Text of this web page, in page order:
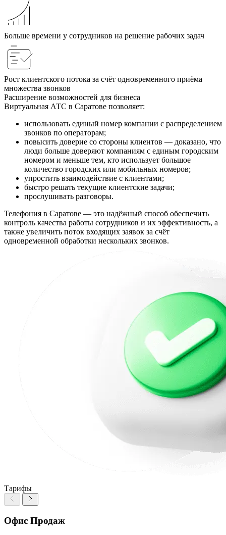
Больше времени у сотрудников на решение рабочих задач
Рост клиентского потока за счёт одновременного приёма
множества звонков
Расширение возможностей для бизнеса
Виртуальная АТС в Саратове позволяет:
использовать единый номер компании с распределением
звонков по операторам;
повысить доверие со стороны клиентов — доказано, что
люди больше доверяют компаниям с единым городским
номером и меньше тем, кто использует большое
количество городских или мобильных номеров;
упростить взаимодействие с клиентами;
быстро решать текущие клиентские задачи;
прослушивать разговоры.
Телефония в Саратове — это надёжный способ обеспечить
контроль качества работы сотрудников и их эффективность, а
также увеличить поток входящих заявок за счёт
одновременной обработки нескольких звонков.
Тарифы
Офис Продаж